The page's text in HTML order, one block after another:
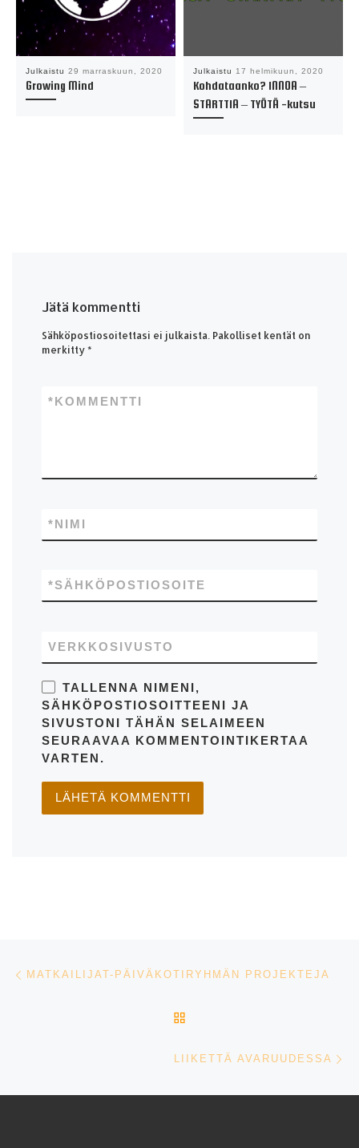
Julkaistu 29 marraskuun, 2020
Growing Mind
Julkaistu 17 helmikuun, 2020
Kohdataanko? INNOA –
STARTTIA – TYÖTÄ -kutsu
Jätä kommentti
Sähköpostiosoitettasi ei julkaista. Pakolliset kentät on
merkitty*
KOMMENTTI
*
NIMI
*
SÄHKÖPOSTIOSOITE
*
VERKKOSIVUSTO
TALLENNA NIMENI,
SÄHKÖPOSTIOSOITTEENI JA
SIVUSTONI TÄHÄN SELAIMEEN
SEURAAVAA KOMMENTOINTIKERTAA
VARTEN.
MATKAILIJAT-PÄIVÄKOTIRYHMÄN PROJEKTEJA
LIIKETTÄ AVARUUDESSA